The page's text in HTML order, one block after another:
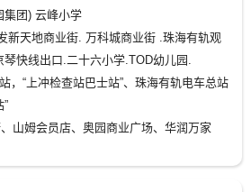
集团) 云峰小学
新天地商业街. 万科城商业街 .珠海有轨观
琴快线出口.二十六小学.TOD幼儿园.
，“上冲检查站巴士站”、珠海有轨电车总站
”
山姆会员店、奥园商业广场、华润万家